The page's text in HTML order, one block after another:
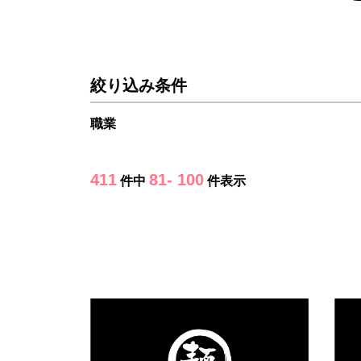
絞り込み条件
職業
411 件中 81- 100 件表示